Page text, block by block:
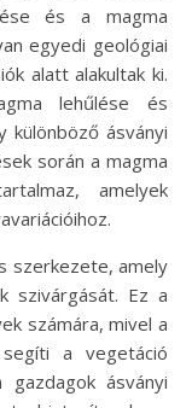
és a magma
egyedi geológiai
alatt alakultak ki.
lehűlése és
különböző ásványi
során a magma
amelyek
szerkezete, amely
szivárgását. Ez a
számára, mivel a
a vegetáció
ásványi